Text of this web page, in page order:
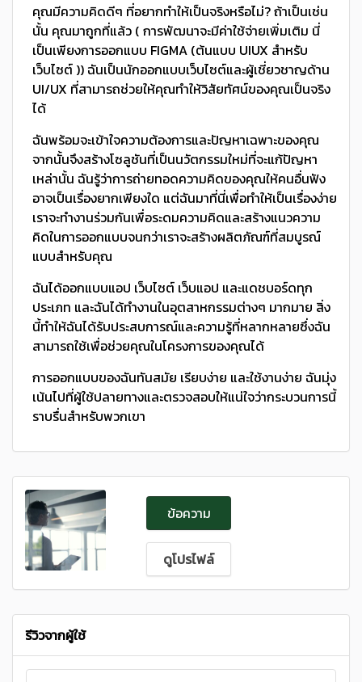
คุณมีความคิดดีๆ ที่อยากทำให้เป็นจริงหรือไม่? ถ้าเป็นเช่น
นั้น คุณมาถูกที่แล้ว ( การพัฒนาจะมีค่าใช้จ่ายเพิ่มเติม นี่
เป็นเพียงการออกแบบ FIGMA (ต้นแบบ UIUX สำหรับ
เว็บไซต์ )) ฉันเป็นนักออกแบบเว็บไซต์และผู้เชี่ยวชาญด้าน
UI/UX ที่สามารถช่วยให้คุณทำให้วิสัยทัศน์ของคุณเป็นจริง
ได้
ฉันพร้อมจะเข้าใจความต้องการและปัญหาเฉพาะของคุณ
จากนั้นจึงสร้างโซลูชันที่เป็นนวัตกรรมใหม่ที่จะแก้ปัญหา
เหล่านั้น ฉันรู้ว่าการถ่ายทอดความคิดของคุณให้คนอื่นฟัง
อาจเป็นเรื่องยากเพียงใด แต่ฉันมาที่นี่เพื่อทำให้เป็นเรื่องง่าย
เราจะทำงานร่วมกันเพื่อระดมความคิดและสร้างแนวความ
คิดในการออกแบบจนกว่าเราจะสร้างผลิตภัณฑ์ที่สมบูรณ์
แบบสำหรับคุณ
ฉันได้ออกแบบแอป เว็บไซต์ เว็บแอป และแดชบอร์ดทุก
ประเภท และฉันได้ทำงานในอุตสาหกรรมต่างๆ มากมาย สิ่ง
นี้ทำให้ฉันได้รับประสบการณ์และความรู้ที่หลากหลายซึ่งฉัน
สามารถใช้เพื่อช่วยคุณในโครงการของคุณได้
การออกแบบของฉันทันสมัย ​​เรียบง่าย และใช้งานง่าย ฉันมุ่ง
เน้นไปที่ผู้ใช้ปลายทางและตรวจสอบให้แน่ใจว่ากระบวนการนี้
ราบรื่นสำหรับพวกเขา
ข้อความ
ดูโปรไฟล์
รีวิวจากผู้ใช้